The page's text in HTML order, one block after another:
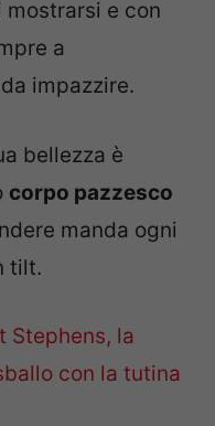
e con
a
impazzire.
bellezza è
corpo pazzesco
manda ogni
tilt.
Stephens, la
con la tutina